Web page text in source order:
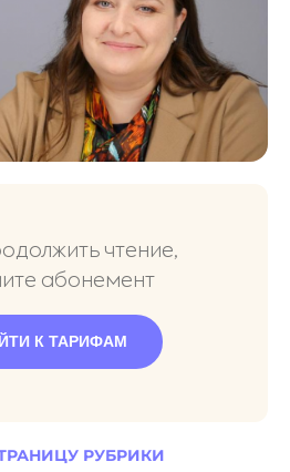
чтение,
абонемент
К ТАРИФАМ
РУБРИКИ